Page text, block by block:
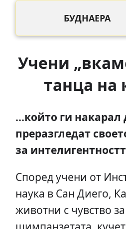
БУДНАЕРА
Учени
танца на
…който ги накарал
преразгледат
за
Според учени от
наука в Сан Диего,
животни с чувство